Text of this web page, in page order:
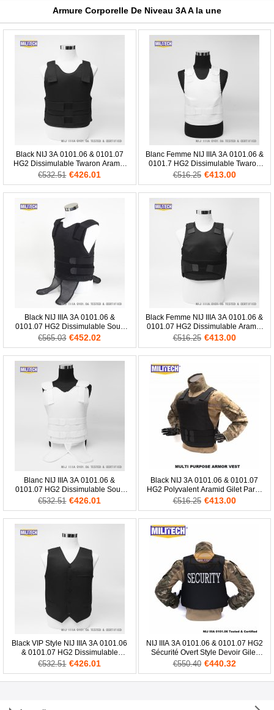
Armure Corporelle De Niveau 3A A la une
Black NIJ 3A 0101.06 & 0101.07
HG2 Dissimulable Twaron Aramid
Gilet Pare-balles Balistique Faible
€532.51 €426.01
Blanc Femme NIJ IIIA 3A 0101.06 &
0101.7 HG2 Dissimulable Twaron
Aramid Gilet Pare-balles Balistique
€516.25 €413.00
Black NIJ IIIA 3A 0101.06 &
0101.07 HG2 Dissimulable Sous
Chemise Twaron Aramid Gilet
€565.03 €452.02
Black Femme NIJ IIIA 3A 0101.06 &
0101.07 HG2 Dissimulable Aramid
Gilet Pare-balles Secret Balistique
€516.25 €413.00
Blanc NIJ IIIA 3A 0101.06 &
0101.07 HG2 Dissimulable Sous
Chemise Aramid Gilet Pare-balles
€532.51 €426.01
Black NIJ 3A 0101.06 & 0101.07
HG2 Polyvalent Aramid Gilet Pare-
balles Balistique Avec Dur
€516.25 €413.00
Black VIP Style NIJ IIIA 3A 0101.06
& 0101.07 HG2 Dissimulable
Twaron Aramid Gilet Pare-balles
€532.51 €426.01
NIJ IIIA 3A 0101.06 & 0101.07 HG2
Sécurité Overt Style Devoir Gilet
Pare-balles Twaron Aramid
€550.40 €440.32